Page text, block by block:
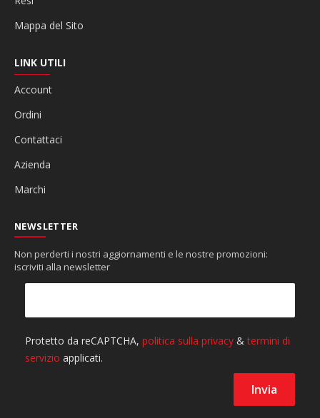
Mappa del Sito
LINK UTILI
Account
Ordini
Contattaci
Azienda
Marchi
NEWSLETTER
Non perderti i nostri aggiornamenti e le nostre promozioni:
iscriviti alla newsletter